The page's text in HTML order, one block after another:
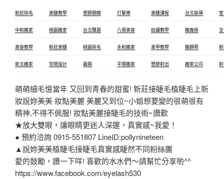
新莊除毛 美睫教學 塑膠鋼模 打擊樂 美睫課程 台北裝璜
中和搬家 桃園搬家 台北飄眉 八德美容 紋繡教學 搬廠房
美容教學 新莊美睫 桃園除毛 永和搬家 美甲教學 搬鋼琴
新北搬家 空間設計 霧眉 平價搬家 塑膠射出 搬家公司
萌萌細毛憶當年 又回到青春的甜蜜! 新莊接睫毛植睫毛上新
妝說妳美美 妝點美麗 美麗又到位~小姐想要變的很萌很有
精神,不得不佩服! 妝點美麗接睫毛的技術~讚歎
★放大雙眼，讓眼睛更迷人深邃，真實感~我愛！
● 預約洽詢 0915-551807 LineID:pollynineteen
▲說妳美美植睫毛接睫毛真實感睫然不同粉絲團
愛的鼓勵，讚一下咩! 喜歡的水水們～請幫忙分享喲^^
https://www.facebook.com/eyelash530